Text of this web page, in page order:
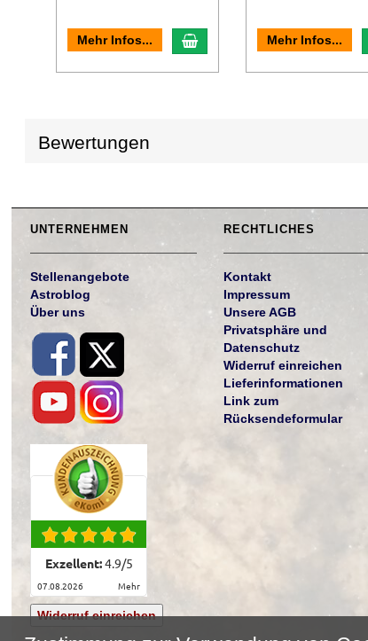
Mehr Infos... In den Warenkorb
Mehr Infos...
Bewertungen
UNTERNEHMEN
Stellenangebote
Astroblog
Über uns
Exzellent:4.9/5
07.08.2026 mehr
Widerruf einreichen
RECHTLICHES
Kontakt
Impressum
Unsere AGB
Privatsphäre und
Datenschutz
Widerruf einreichen
Lieferinformationen
Link zum
Rücksendeformular